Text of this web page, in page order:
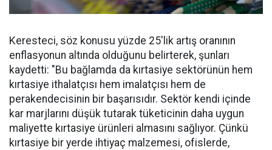
Keresteci, söz konusu yüzde 25'lik artış oranının
enflasyonun altında olduğunu belirterek, şunları
kaydetti: "Bu bağlamda da kırtasiye sektörünün hem
kırtasiye ithalatçısı hem imalatçısı hem de
perakendecisinin bir başarısıdır. Sektör kendi içinde
kar marjlarını düşük tutarak tüketicinin daha uygun
maliyette kırtasiye ürünleri almasını sağlıyor. Çünkü
kırtasiye bir yerde ihtiyaç malzemesi, ofislerde,